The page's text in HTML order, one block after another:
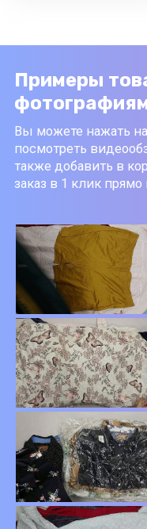
Примеры
Вы можете нажать
посмотреть
также добавить в
заказ в 1 клик прямо